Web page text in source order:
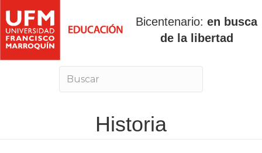
Bicentenario: en busca
de la libertad
Historia